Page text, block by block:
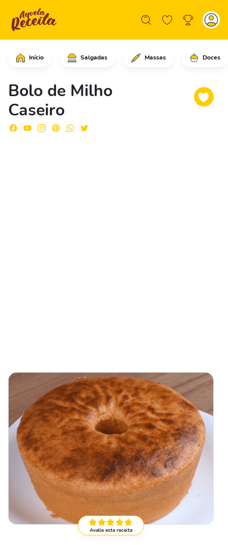
Início Salgadas Massas Doces
Bolo de Milho
Caseiro
Comece adicionando o milho na
Avalie esta receita